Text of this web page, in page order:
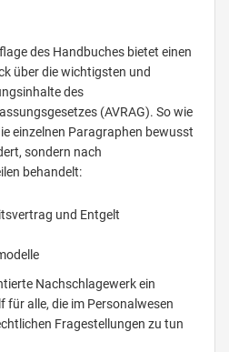
des Handbuches bietet einen
über die wichtigsten und
des
(AVRAG). So wie
einzelnen Paragraphen bewusst
sondern nach
behandelt:
und Entgelt
Nachschlagewerk ein
für alle, die im Personalwesen
Fragestellungen zu tun